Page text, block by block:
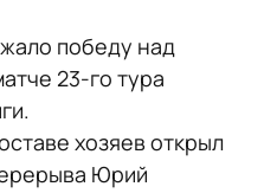
победу над
23-го тура
хозяев открыл
Юрий